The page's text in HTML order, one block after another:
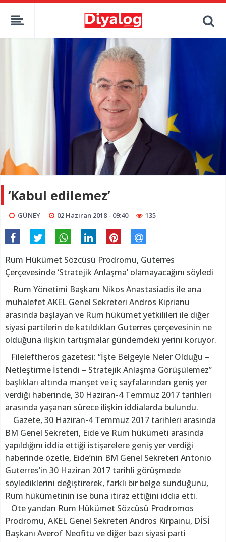
‘Kabul edilemez’
GÜNEY 02 Haziran 2018 - 09:40 135
Rum Hükümet Sözcüsü Prodromu, Guterres
Çerçevesinde ‘Stratejik Anlaşma’ olamayacağını söyledi
Rum Yönetimi Başkanı Nikos Anastasiadis ile ana
muhalefet AKEL Genel Sekreteri Andros Kiprianu
arasında başlayan ve Rum hükümet yetkilileri ile diğer
siyasi partilerin de katıldıkları Guterres çerçevesinin ne
olduğuna ilişkin tartışmalar gündemdeki yerini koruyor.
Fileleftheros gazetesi: “İşte Belgeyle Neler Olduğu –
Netleştirme İstendi – Stratejik Anlaşma Görüşülemez”
başlıkları altında manşet ve iç sayfalarından geniş yer
verdiği haberinde, 30 Haziran-4 Temmuz 2017 tarihleri
arasında yaşanan sürece ilişkin iddialarda bulundu.
Gazete, 30 Haziran-4 Temmuz 2017 tarihleri arasında
BM Genel Sekreteri, Eide ve Rum hükümeti arasında
yapıldığını iddia ettiği istişarelere geniş yer verdiği
haberinde özetle, Eide’nin BM Genel Sekreteri Antonio
Guterres’in 30 Haziran 2017 tarihli görüşmede
söylediklerini değiştirerek, farklı bir belge sunduğunu,
Rum hükümetinin ise buna itiraz ettiğini iddia etti.
Öte yandan Rum Hükümet Sözcüsü Prodromos
Prodromu, AKEL Genel Sekreteri Andros Kirpainu, DİSİ
Başkanı Averof Neofitu ve diğer bazı siyasi parti